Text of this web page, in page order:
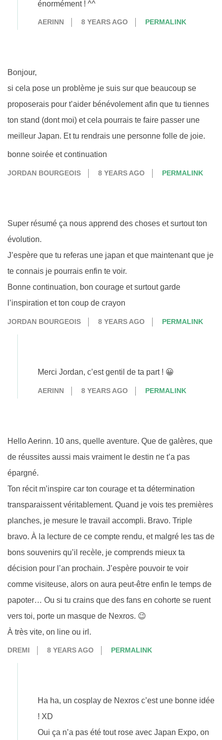
énormément ! ^^
AERINN 8 YEARS AGO PERMALINK
Bonjour,
si cela pose un problème je suis sur que beaucoup se
proposerais pour t’aider bénévolement afin que tu tiennes
ton stand (dont moi) et cela pourrais te faire passer une
meilleur Japan. Et tu rendrais une personne folle de joie.
bonne soirée et continuation
JORDAN BOURGEOIS 8 YEARS AGO PERMALINK
Super résumé ça nous apprend des choses et surtout ton
évolution.
J’espère que tu referas une japan et que maintenant que je
te connais je pourrais enfin te voir.
Bonne continuation, bon courage et surtout garde
l’inspiration et ton coup de crayon
JORDAN BOURGEOIS 8 YEARS AGO PERMALINK
Merci Jordan, c’est gentil de ta part ! 😀
AERINN 8 YEARS AGO PERMALINK
Hello Aerinn. 10 ans, quelle aventure. Que de galères, que
de réussites aussi mais vraiment le destin ne t’a pas
épargné.
Ton récit m’inspire car ton courage et ta détermination
transparaissent véritablement. Quand je vois tes premières
planches, je mesure le travail accompli. Bravo. Triple
bravo. À la lecture de ce compte rendu, et malgré les tas de
bons souvenirs qu’il recèle, je comprends mieux ta
décision pour l’an prochain. J’espère pouvoir te voir
comme visiteuse, alors on aura peut-être enfin le temps de
papoter… Ou si tu crains que des fans en cohorte se ruent
vers toi, porte un masque de Nexros. 😉
À très vite, on line ou irl.
DREMI 8 YEARS AGO PERMALINK
Ha ha, un cosplay de Nexros c’est une bonne idée
! XD
Oui ça n’a pas été tout rose avec Japan Expo, on